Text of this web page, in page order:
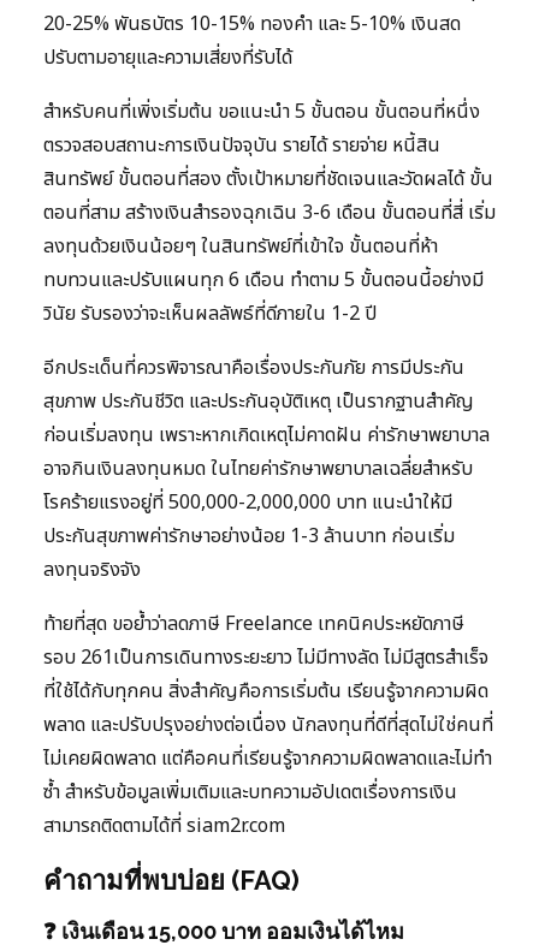
20-25% พันธบัตร 10-15% ทองคำ และ 5-10% เงินสด
ปรับตามอายุและความเสี่ยงที่รับได้
สำหรับคนที่เพิ่งเริ่มต้น ขอแนะนำ 5 ขั้นตอน ขั้นตอนที่หนึ่ง
ตรวจสอบสถานะการเงินปัจจุบัน รายได้ รายจ่าย หนี้สิน
สินทรัพย์ ขั้นตอนที่สอง ตั้งเป้าหมายที่ชัดเจนและวัดผลได้ ขั้น
ตอนที่สาม สร้างเงินสำรองฉุกเฉิน 3-6 เดือน ขั้นตอนที่สี่ เริ่ม
ลงทุนด้วยเงินน้อยๆ ในสินทรัพย์ที่เข้าใจ ขั้นตอนที่ห้า
ทบทวนและปรับแผนทุก 6 เดือน ทำตาม 5 ขั้นตอนนี้อย่างมี
วินัย รับรองว่าจะเห็นผลลัพธ์ที่ดีภายใน 1-2 ปี
อีกประเด็นที่ควรพิจารณาคือเรื่องประกันภัย การมีประกัน
สุขภาพ ประกันชีวิต และประกันอุบัติเหตุ เป็นรากฐานสำคัญ
ก่อนเริ่มลงทุน เพราะหากเกิดเหตุไม่คาดฝัน ค่ารักษาพยาบาล
อาจกินเงินลงทุนหมด ในไทยค่ารักษาพยาบาลเฉลี่ยสำหรับ
โรคร้ายแรงอยู่ที่ 500,000-2,000,000 บาท แนะนำให้มี
ประกันสุขภาพค่ารักษาอย่างน้อย 1-3 ล้านบาท ก่อนเริ่ม
ลงทุนจริงจัง
ท้ายที่สุด ขอย้ำว่าลดภาษี Freelance เทคนิคประหยัดภาษี
รอบ 261เป็นการเดินทางระยะยาว ไม่มีทางลัด ไม่มีสูตรสำเร็จ
ที่ใช้ได้กับทุกคน สิ่งสำคัญคือการเริ่มต้น เรียนรู้จากความผิด
พลาด และปรับปรุงอย่างต่อเนื่อง นักลงทุนที่ดีที่สุดไม่ใช่คนที่
ไม่เคยผิดพลาด แต่คือคนที่เรียนรู้จากความผิดพลาดและไม่ทำ
ซ้ำ สำหรับข้อมูลเพิ่มเติมและบทความอัปเดตเรื่องการเงิน
สามารถติดตามได้ที่ siam2r.com
คำถามที่พบบ่อย (FAQ)
❓ เงินเดือน 15,000 บาท ออมเงินได้ไหม